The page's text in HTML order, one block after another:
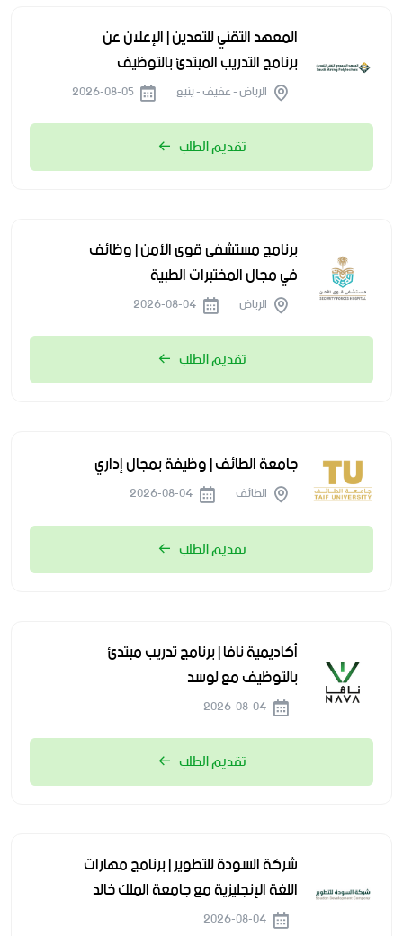
المعهد التقني للتعدين | الإعلان عن
برنامج التدريب المبتدئ بالتوظيف
الرياض - عفيف - ينبع
تقديم الطلب
برنامج مستشفى قوى الأمن | وظائف
في مجال المختبرات الطبية
الرياض
تقديم الطلب
جامعة الطائف | وظيفة بمجال إداري
الطائف
تقديم الطلب
أكاديمية نافا | برنامج تدريب مبتدئ
بالتوظيف مع لوسد
تقديم الطلب
شركة السودة للتطوير | برنامج مهارات
اللغة الإنجليزية مع جامعة الملك خالد